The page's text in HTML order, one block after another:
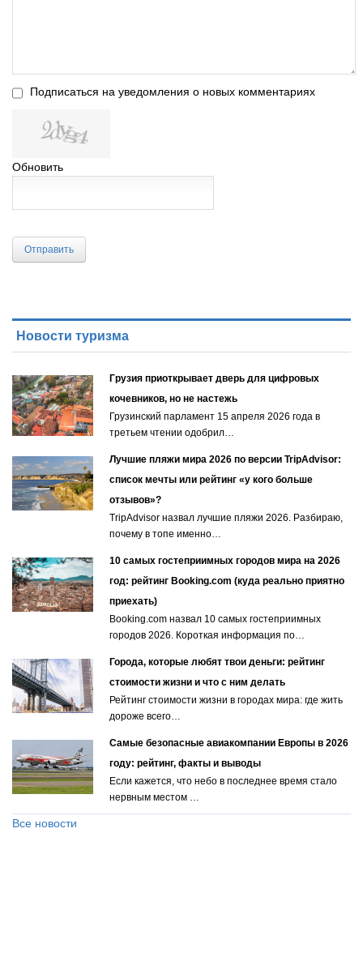
Подписаться на уведомления о новых комментариях
Обновить
Отправить
Новости туризма
Грузия приоткрывает дверь для цифровых
кочевников, но не настежь
Грузинский парламент 15 апреля 2026 года в
третьем чтении одобрил…
Лучшие пляжи мира 2026 по версии TripAdvisor:
список мечты или рейтинг «у кого больше
отзывов»?
TripAdvisor назвал лучшие пляжи 2026. Разбираю,
почему в топе именно…
10 самых гостеприимных городов мира на 2026
год: рейтинг Booking.com (куда реально приятно
приехать)
Booking.com назвал 10 самых гостеприимных
городов 2026. Короткая информация по…
Города, которые любят твои деньги: рейтинг
стоимости жизни и что с ним делать
Рейтинг стоимости жизни в городах мира: где жить
дороже всего…
Самые безопасные авиакомпании Европы в 2026
году: рейтинг, факты и выводы
Если кажется, что небо в последнее время стало
нервным местом …
Все новости